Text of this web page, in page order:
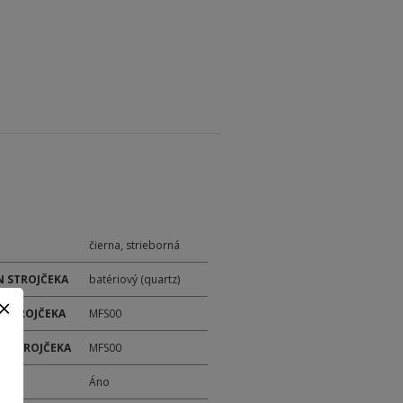
čierna, strieborná
STROJČEKA batériový (quartz)
STROJČEKA MFS00
STROJČEKA MFS00
Áno